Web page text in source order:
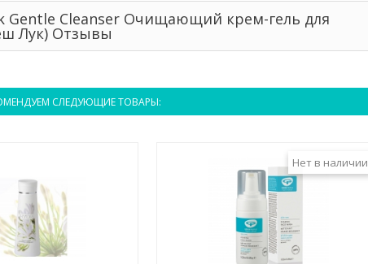
Gentle Cleanser Очищающий крем-гель для
Лук) Отзывы
СЛЕДУЮЩИЕ ТОВАРЫ:
Нет в наличии